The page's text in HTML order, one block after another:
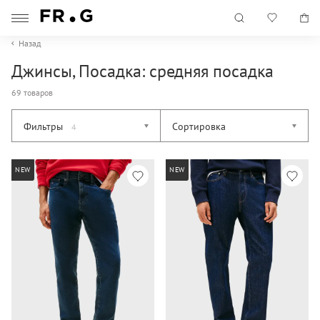
Назад
Джинсы, Посадка: средняя посадка
69 товаров
Фильтры 4 Сортировка
NEW NEW